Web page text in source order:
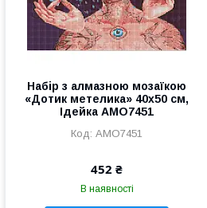
Набір з алмазною мозаїкою
«Дотик метелика» 40х50 см,
Ідейка AMO7451
AMO7451
452 ₴
В наявності